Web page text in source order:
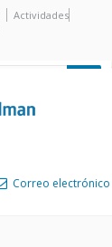
Actividades
Correo electrónico